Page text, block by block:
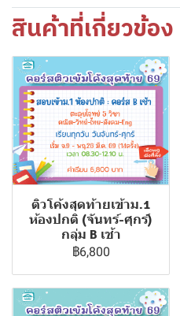
สินค้าที่เกี่ยวข้อง
ติวโค้งสุดท้ายเข้าม.1
ห้องปกติ (จันทร์-ศุกร์)
กลุ่ม B เช้า
฿6,800